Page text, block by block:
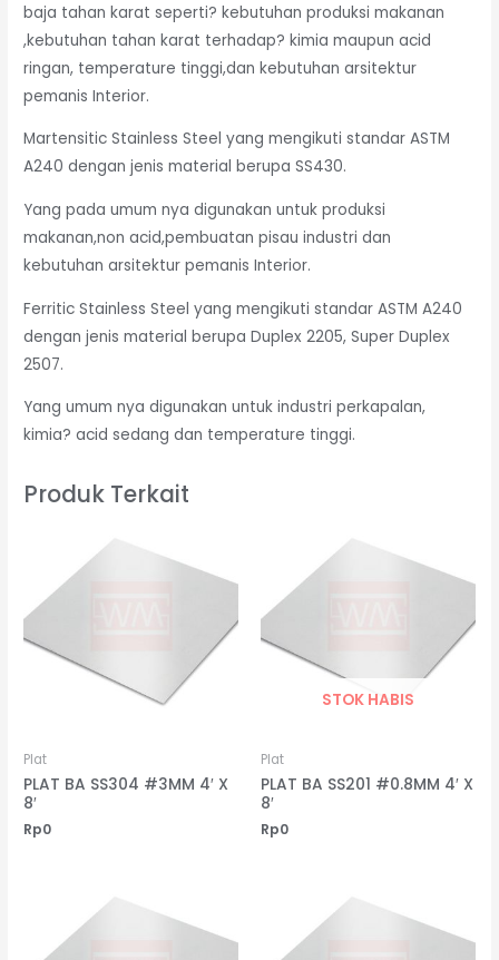
baja tahan karat seperti? kebutuhan produksi makanan
,kebutuhan tahan karat terhadap? kimia maupun acid
ringan, temperature tinggi,dan kebutuhan arsitektur
pemanis Interior.
Martensitic Stainless Steel yang mengikuti standar ASTM
A240 dengan jenis material berupa SS430.
Yang pada umum nya digunakan untuk produksi
makanan,non acid,pembuatan pisau industri dan
kebutuhan arsitektur pemanis Interior.
Ferritic Stainless Steel yang mengikuti standar ASTM A240
dengan jenis material berupa Duplex 2205, Super Duplex
2507.
Yang umum nya digunakan untuk industri perkapalan,
kimia? acid sedang dan temperature tinggi.
Produk Terkait
Plat
PLAT BA SS304 #3MM 4′ X
8′
Rp0
STOK HABIS
Plat
PLAT BA SS201 #0.8MM 4′ X
8′
Rp0